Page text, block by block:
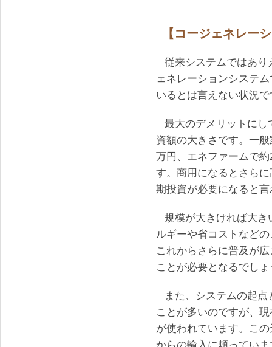
【コージェネレー
従来システムではあ
ェネレーションシステ
いるとは言えない状況
最大のデメリットに
資額の大きさです。一
万円、エネファームで
す。商用になるとさら
期投資が必要になると
規模が大きければ大
ルギーや省コストなど
これからさらに普及が
ことが必要となるでし
また、システムの起
ことが多いのですが、
が使われています。こ